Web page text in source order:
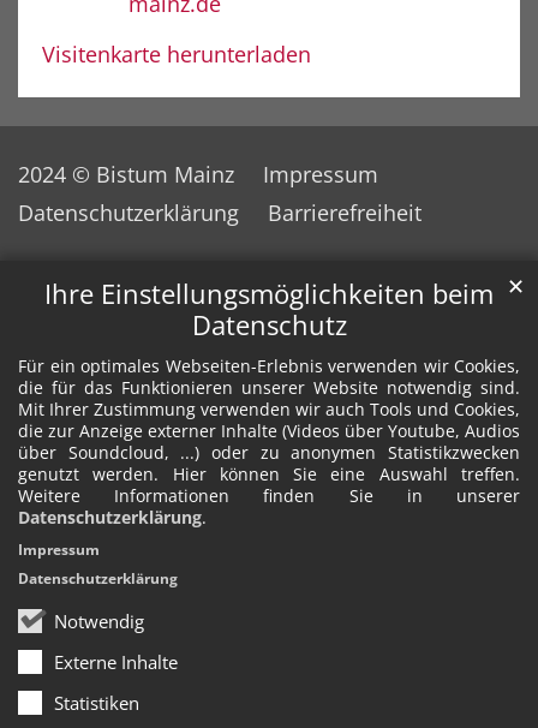
Ihre Einstellungsmöglichkeiten beim
Datenschutz
Für ein optimales Webseiten-Erlebnis verwenden wir Cookies,
die für das Funktionieren unserer Website notwendig sind.
Mit Ihrer Zustimmung verwenden wir auch Tools und Cookies,
die zur Anzeige externer Inhalte (Videos über Youtube, Audios
über Soundcloud, ...) oder zu anonymen Statistikzwecken
genutzt werden. Hier können Sie eine Auswahl treffen.
Weitere Informationen finden Sie in unserer
Datenschutzerklärung.
Notwendig
Externe Inhalte
Statistiken
✕
Impressum
Datenschutzerklärung
Visitenkarte herunterladen
2024 © Bistum Mainz
Impressum
Datenschutzerklärung
Barrierefreiheit